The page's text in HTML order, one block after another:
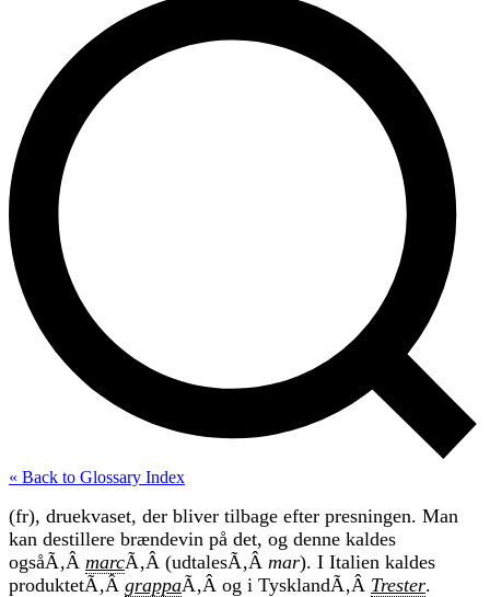
« Back to Glossary Index
(fr), druekvaset, der bliver tilbage efter presningen. Man
kan destillere brændevin på det, og denne kaldes
ogsåÃ‚Â marcÃ‚Â (udtalesÃ‚Â mar). I Italien kaldes
produktetÃ‚Â grappaÃ‚Â og i TysklandÃ‚Â Trester.